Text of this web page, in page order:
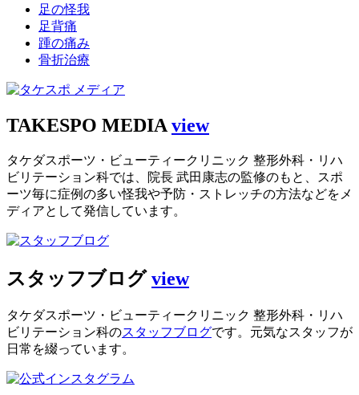
足の怪我
足背痛
踵の痛み
骨折治療
TAKESPO MEDIA view
タケダスポーツ・ビューティークリニック 整形外科・リハ
ビリテーション科では、院長 武田康志の監修のもと、スポ
ーツ毎に症例の多い怪我や予防・ストレッチの方法などをメ
ディアとして発信しています。
スタッフブログview
タケダスポーツ・ビューティークリニック 整形外科・リハ
ビリテーション科のスタッフブログです。元気なスタッフが
日常を綴っています。